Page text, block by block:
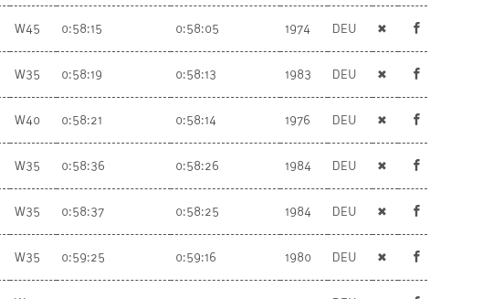
W45 0:58:15 0:58:05 1974 DEU ✖
W35 0:58:19 0:58:13 1983 DEU ✖
W40 0:58:21 0:58:14 1976 DEU ✖
W35 0:58:36 0:58:26 1984 DEU ✖
W35 0:58:37 0:58:25 1984 DEU ✖
W35 0:59:25 0:59:16 1980 DEU ✖